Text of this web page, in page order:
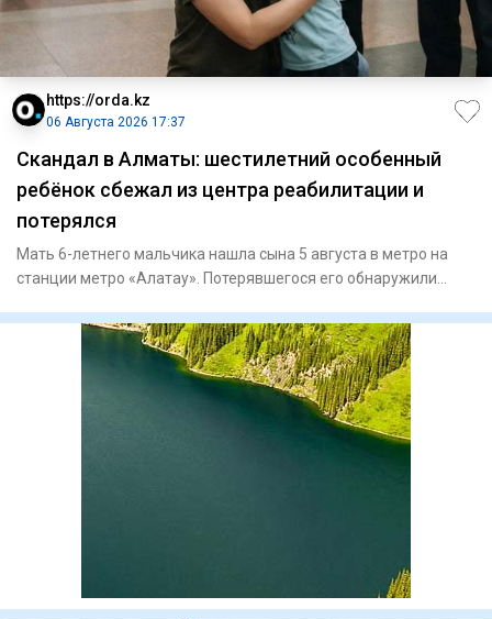
https://orda.kz
06 Августа 2026 17:37
Скандал в Алматы: шестилетний особенный
ребёнок сбежал из центра реабилитации и
потерялся
Мать 6-летнего мальчика нашла сына 5 августа в метро на
станции метро «Алатау». Потерявшегося его обнаружили